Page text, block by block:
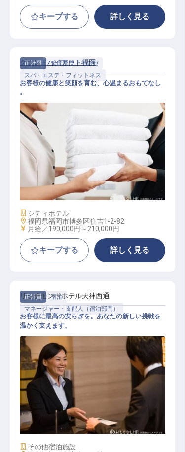
キープする 詳しく見る
正社員
管理部門・その他
スパ・エステ・フィットネス
フィットネスジムインストラクター
グランドハイアット福岡
お客様の健康と笑顔を育む、心温まるおもてなし
。
施設業態
シティホテル
勤務地
福岡県福岡市博多区住吉1-2-82
給与
月給／190,000円～ 210,000円
キープする 詳しく見る
正社員
宿泊
マネージャー・支配人（宿泊部門）
宿泊支配人
リッチモンドホテル天神西通
お客様に最高の安らぎを。あなたの新しい挑戦を
温かく支えます。
施設業態
その他宿泊施設